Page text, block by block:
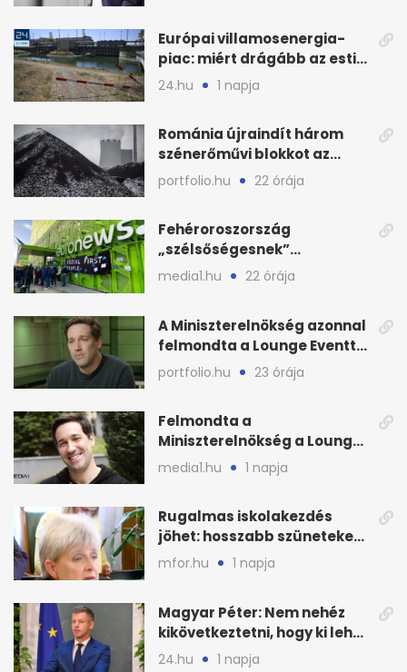
Európai villamosenergia-
piac: miért drágább az esti
áram Magyarországon
24.hu 1 napja
Románia újraindít három
szénerőművi blokkot az
áramellátás stabilizálására
portfolio.hu 22 órája
Fehéroroszország
„szélsőségesnek”
minősítette az Euronews
media1.hu 22 órája
A Miniszterelnökség azonnal
felmondta a Lounge Eventtel
kötött szerződést
portfolio.hu 23 órája
Felmondta a
Miniszterelnökség a Lounge
Event keretszerződését
media1.hu 1 napja
Rugalmas iskolakezdés
jöhet: hosszabb szüneteket
javasolnak szeptembertől
mfor.hu 1 napja
Magyar Péter: Nem nehéz
kikövetkeztetni, hogy ki lehet
a három jelölt
24.hu 1 napja